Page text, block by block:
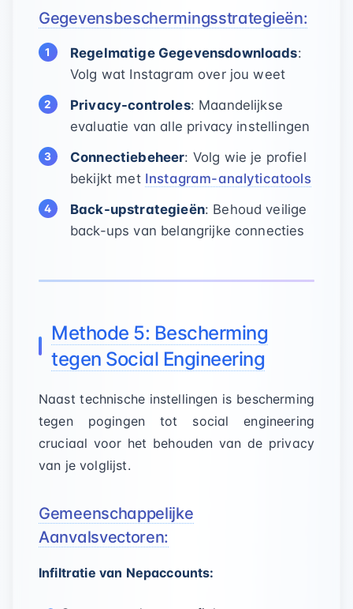
Gegevensbeschermingsstrategieën:
Regelmatige Gegevensdownloads:
Volg wat Instagram over jou weet
Privacy-controles: Maandelijkse
evaluatie van alle privacy instellingen
Connectiebeheer: Volg wie je profiel
bekijkt met Instagram-analyticatools
Back-upstrategieën: Behoud veilige
back-ups van belangrijke connecties
Methode 5: Bescherming
tegen Social Engineering
Naast technische instellingen is bescherming
tegen pogingen tot social engineering
cruciaal voor het behouden van de privacy
van je volglijst.
Gemeenschappelijke
Aanvalsvectoren:
Infiltratie van Nepaccounts: